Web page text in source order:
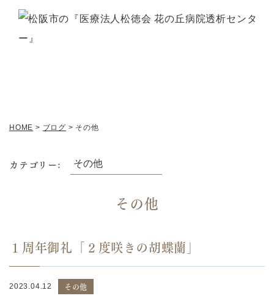
HOME > ブログ > その他
カテゴリー:
その他
１周年御礼「２度咲きの胡蝶蘭」
2023.04.12 その他